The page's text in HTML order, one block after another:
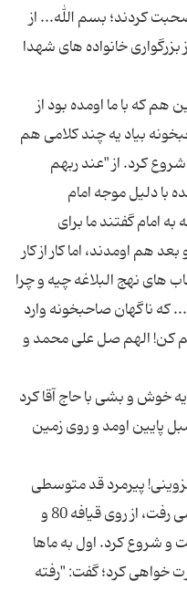
کردند؛ بسم الله... از
خانواده های شهدا
هم که با ما اومده بود از
بیاد یه چند کلامی هم
کرد. از "عند ربهم
با دلیل موجه امام
امام گفتند ما برای
هم اومدند، اما کار از کار
های نهج البلاغه چیه و چرا
که ناگهان صاحبخونه وارد
کن! الهم صل علی محمد و
خوش و بشی با حاج آقا کرد
پایین اومد و روی زمین
پیرمرد قد متوسطی
داشت که کم کم به سمت خمیدگی می رفت، از روی قیافه 80 و
شروع کرد. اول به ماها
خواهی کرد؛‌ گفت: "رفته